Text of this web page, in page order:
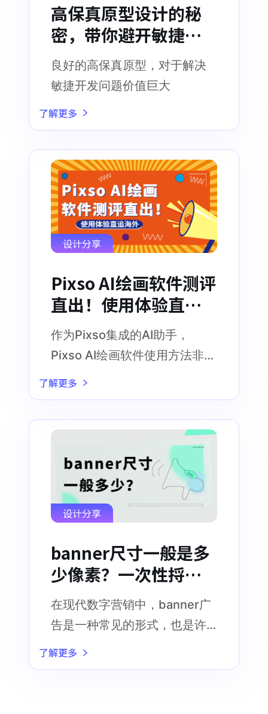
高保真原型设计的秘
密，带你避开敏捷开
发的陷阱！
良好的高保真原型，对于解决
敏捷开发问题价值巨大
了解更多
设计分享
Pixso AI绘画软件测评
直出！使用体验直追
海外
作为Pixso集成的AI助手，
Pixso AI绘画软件使用方法非常
简单
了解更多
设计分享
banner尺寸一般是多
少像素？一次性捋清
楚！
在现代数字营销中，banner广
告是一种常见的形式，也是许
多网站、博客和在线广告平台
上常见的广告类型
了解更多